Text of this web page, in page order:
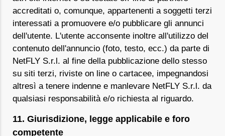
accreditati o, comunque, appartenenti a soggetti terzi
interessati a promuovere e/o pubblicare gli annunci
dell'utente. L'utente acconsente inoltre all'utilizzo del
contenuto dell'annuncio (foto, testo, ecc.) da parte di
NetFLY S.r.l. al fine della pubblicazione dello stesso
su siti terzi, riviste on line o cartacee, impegnandosi
altresì a tenere indenne e manlevare NetFLY S.r.l. da
qualsiasi responsabilità e/o richiesta al riguardo.
11. Giurisdizione, legge applicabile e foro
competente